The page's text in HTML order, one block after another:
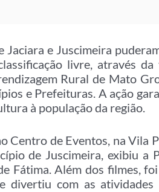
e Juscimeira
livre, através
Rural de Mato
e Prefeituras. A ação
à população da região.
Centro de Eventos, na Vila
de Juscimeira, exibiu a
Fátima. Além dos filmes,
divertiu com as atividades